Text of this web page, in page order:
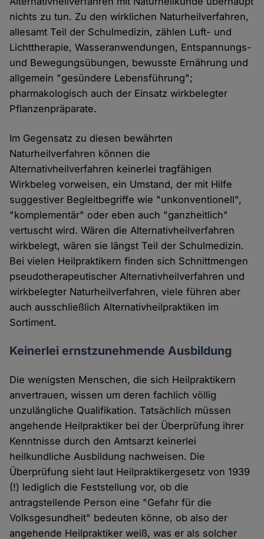
nichts zu tun. Zu den wirklichen Naturheilverfahren,
allesamt Teil der Schulmedizin, zählen Luft- und
Lichttherapie, Wasseranwendungen, Entspannungs-
und Bewegungsübungen, bewusste Ernährung und
allgemein "gesündere Lebensführung";
pharmakologisch auch der Einsatz wirkbelegter
Pflanzenpräparate.
Im Gegensatz zu diesen bewährten
Naturheilverfahren können die
Alternativheilverfahren keinerlei tragfähigen
Wirkbeleg vorweisen, ein Umstand, der mit Hilfe
suggestiver Begleitbegriffe wie "unkonventionell",
"komplementär" oder eben auch "ganzheitlich"
vertuscht wird. Wären die Alternativheilverfahren
wirkbelegt, wären sie längst Teil der Schulmedizin.
Bei vielen Heilpraktikern finden sich Schnittmengen
pseudotherapeutischer Alternativheilverfahren und
wirkbelegter Naturheilverfahren, viele führen aber
auch ausschließlich Alternativheilpraktiken im
Sortiment.
Keinerlei ernstzunehmende Ausbildung
Die wenigsten Menschen, die sich Heilpraktikern
anvertrauen, wissen um deren fachlich völlig
unzulängliche Qualifikation. Tatsächlich müssen
angehende Heilpraktiker bei der Überprüfung ihrer
Kenntnisse durch den Amtsarzt keinerlei
heilkundliche Ausbildung nachweisen. Die
Überprüfung sieht laut Heilpraktikergesetz von 1939
(!) lediglich die Feststellung vor, ob die
antragstellende Person eine "Gefahr für die
Volksgesundheit" bedeuten könne, ob also der
angehende Heilpraktiker weiß, was er als solcher